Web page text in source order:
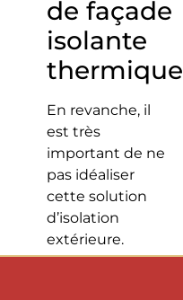
de façade
isolante
thermique
En revanche, il
est très
important de ne
pas idéaliser
cette solution
d’isolation
extérieure.